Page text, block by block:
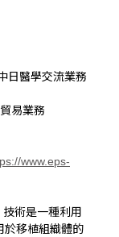
學交流業務
業務
www.eps-
術是一種利用
於移植組織體的